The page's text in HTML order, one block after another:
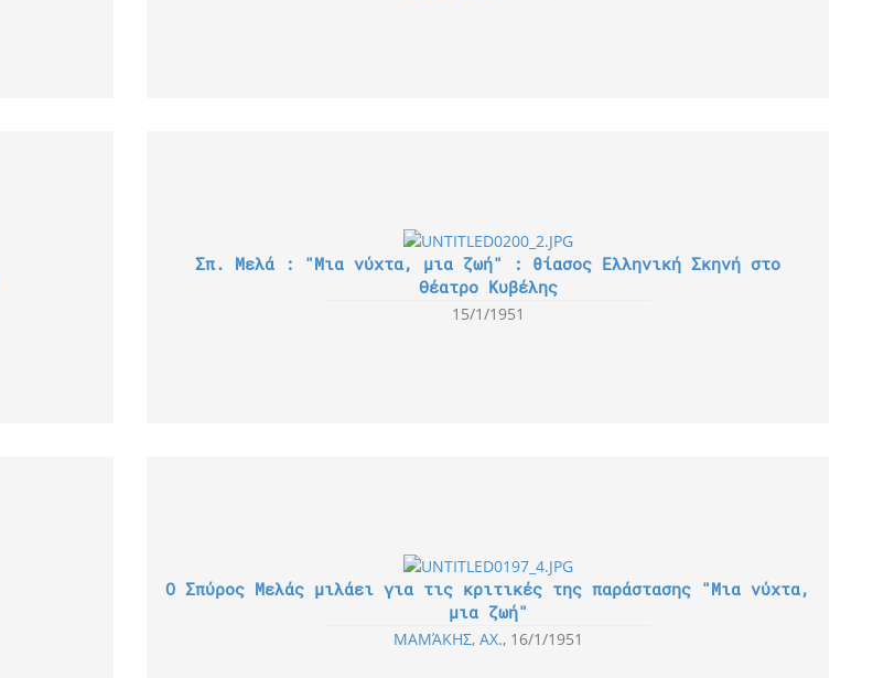
Σπ. Μελά : "Μια νύχτα, μια ζωή" : θίασος Ελληνική Σκηνή στο
Θέατρο Κυβέλης
15/1/1951
Ο Σπύρος Μελάς μιλάει για τις κριτικές της παράστασης "Μια νύχτα,
μια ζωή"
ΜΑΜΆΚΗΣ, ΑΧ. 16/1/1951